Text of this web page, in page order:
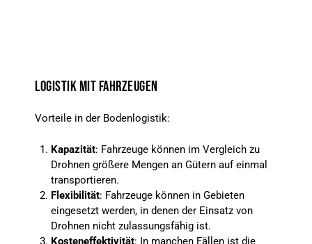
LOGISTIK MIT FAHRZEUGEN
Vorteile in der Bodenlogistik:
Kapazität: Fahrzeuge können im Vergleich zu
Drohnen größere Mengen an Gütern auf einmal
transportieren.
Flexibilität: Fahrzeuge können in Gebieten
eingesetzt werden, in denen der Einsatz von
Drohnen nicht zulassungsfähig ist.
Kosteneffektivität: In manchen Fällen ist die